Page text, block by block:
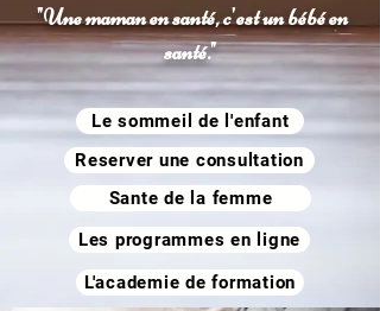
"Une maman en santé, c'est un bébé en
santé."
Le sommeil de l'enfant
Reserver une consultation
Sante de la femme
Les programmes en ligne
L'academie de formation